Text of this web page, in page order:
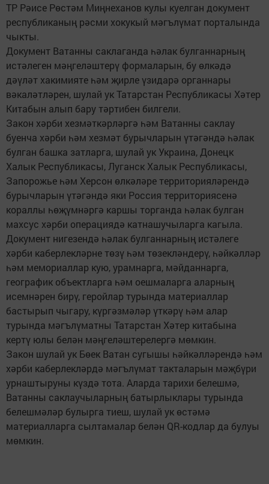
ТР Рәисе Рөстәм Миңнеханов кулы куелган документ
республиканың рәсми хокукый мәгълүмат порталында
чыкты.
Документ Ватанны саклаганда һәлак булганнарның
истәлеген мәңгеләштерү формаларын, бу өлкәдә
дәүләт хакимияте һәм җирле үзидарә органнары
вәкаләтләрен, шулай ук Татарстан Республикасы Хәтер
Китабын алып бару тәртибен билгели.
Закон хәрби хезмәткәрләргә һәм Ватанны саклау
буенча хәрби һәм хезмәт бурычларын үтәгәндә һәлак
булган башка затларга, шулай ук Украина, Донецк
Халык Республикасы, Луганск Халык Республикасы,
Запорожье һәм Херсон өлкәләре территорияләрендә
бурычларын үтәгәндә яки Россия территориясенә
кораллы һөҗүмнәргә каршы торганда һәлак булган
махсус хәрби операциядә катнашучыларга кагыла.
Документ нигезендә һәлак булганнарның истәлеге
хәрби каберлекләрне төзү һәм төзекләндерү, һәйкәлләр
һәм мемориаллар кую, урамнарга, мәйданнарга,
географик объектларга һәм оешмаларга аларның
исемнәрен бирү, геройлар турында материаллар
бастырып чыгару, күргәзмәләр үткәрү һәм алар
турында мәгълүматны Татарстан Хәтер китабына
кертү юлы белән мәңгеләштерелергә мөмкин.
Закон шулай ук Бөек Ватан сугышы һәйкәлләрендә һәм
хәрби каберлекләрдә мәгълүмат такталарын мәҗбүри
урнаштыруны күздә тота. Аларда тарихи белешмә,
Ватанны саклаучыларның батырлыклары турында
белешмәләр булырга тиеш, шулай ук өстәмә
материалларга сылтамалар белән QR-кодлар да булуы
мөмкин.